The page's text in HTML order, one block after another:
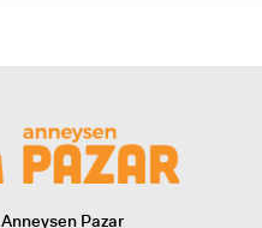
Anneysen Pazar